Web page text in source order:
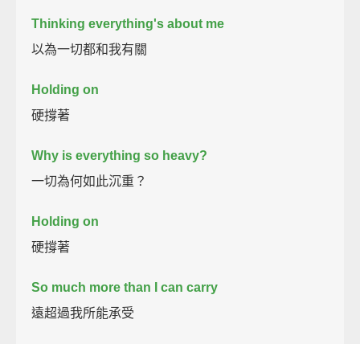
Thinking everything's about me
以為一切都和我有關
Holding on
硬撐著
Why is everything so heavy?
一切為何如此沉重？
Holding on
硬撐著
So much more than I can carry
遠超過我所能承受